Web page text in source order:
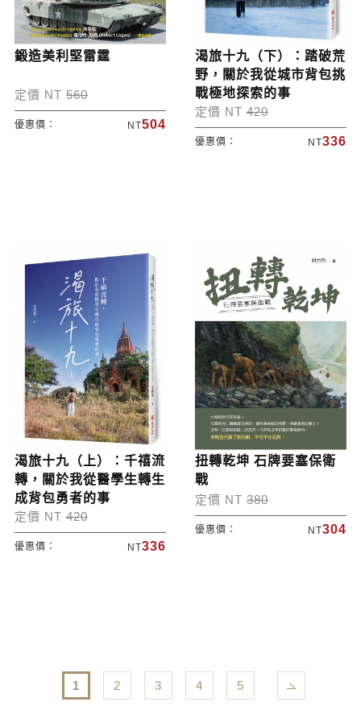
鍛造美利堅雷霆
定價 NT 560
優惠價： NT504
渴旅十九（下）：踏破荒
野，關於我從城市背包挑
戰極地探索的事
定價 NT 420
優惠價： NT336
渴旅十九（上）：千禧流
轉，關於我從醫學生轉生
成背包勇者的事
定價 NT 420
優惠價： NT336
扭轉乾坤 石牌要塞保衛
戰
定價 NT 380
優惠價： NT304
1 2 3 4 5